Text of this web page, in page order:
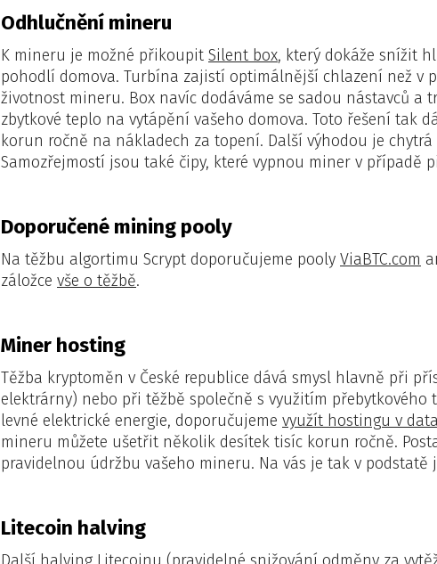
Odhlučnění mineru
K mineru je možné přikoupit Silent box, který dokáže snížit
pohodlí domova. Turbína zajistí optimálnější chlazení než v
životnost mineru. Box navíc dodáváme se sadou nástavců
zbytkové teplo na vytápění vašeho domova. Toto řešení tak
korun ročně na nákladech za topení. Další výhodou je
Samozřejmostí jsou také čipy, které vypnou miner v případě
Doporučené mining pooly
Na těžbu algortimu Scrypt doporučujeme pooly ViaBTC.com
záložce vše o těžbě.
Miner hosting
Těžba kryptoměn v České republice dává smysl hlavně při
elektrárny) nebo při těžbě společně s využitím přebytkového
levné elektrické energie, doporučujeme využít hostingu v
mineru můžete ušetřit několik desítek tisíc korun ročně.
pravidelnou údržbu vašeho mineru. Na vás je tak v podstatě
Litecoin halving